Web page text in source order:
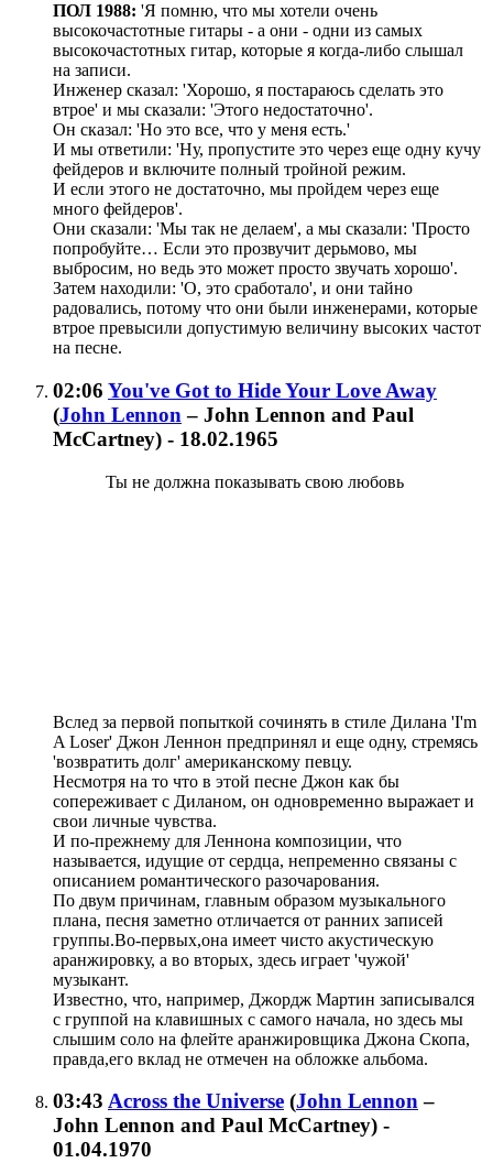
ПОЛ 1988: 'Я помню, что мы хотели очень
высокочастотные гитары - а они - одни из самых
высокочастотных гитар, которые я когда-либо слышал
на записи.
Инженер сказал: 'Хорошо, я постараюсь сделать это
втрое' и мы сказали: 'Этого недостаточно'.
Он сказал: 'Но это все, что у меня есть.'
И мы ответили: 'Ну, пропустите это через еще одну кучу
фейдеров и включите полный тройной режим.
И если этого не достаточно, мы пройдем через еще
много фейдеров'.
Они сказали: 'Мы так не делаем', а мы сказали: 'Просто
попробуйте… Если это прозвучит дерьмово, мы
выбросим, но ведь это может просто звучать хорошо'.
Затем находили: 'О, это сработало', и они тайно
радовались, потому что они были инженерами, которые
втрое превысили допустимую величину высоких частот
на песне.
02:06 You've Got to Hide Your Love Away
(John Lennon – John Lennon and Paul
McCartney) - 18.02.1965
Ты не должна показывать свою любовь
Вслед за первой попыткой сочинять в стиле Дилана 'I'm
A Loser' Джон Леннон предпринял и еще одну, стремясь
'возвратить долг' американскому певцу.
Несмотря на то что в этой песне Джон как бы
сопереживает с Диланом, он одновременно выражает и
свои личные чувства.
И по-прежнему для Леннона композиции, что
называется, идущие от сердца, непременно связаны с
описанием романтического разочарования.
По двум причинам, главным образом музыкального
плана, песня заметно отличается от ранних записей
группы.Во-первых,она имеет чисто акустическую
аранжировку, а во вторых, здесь играет 'чужой'
музыкант.
Известно, что, например, Джордж Мартин записывался
с группой на клавишных с самого начала, но здесь мы
слышим соло на флейте аранжировщика Джона Скопа,
правда,его вклад не отмечен на обложке альбома.
03:43 Across the Universe (John Lennon –
John Lennon and Paul McCartney) -
01.04.1970